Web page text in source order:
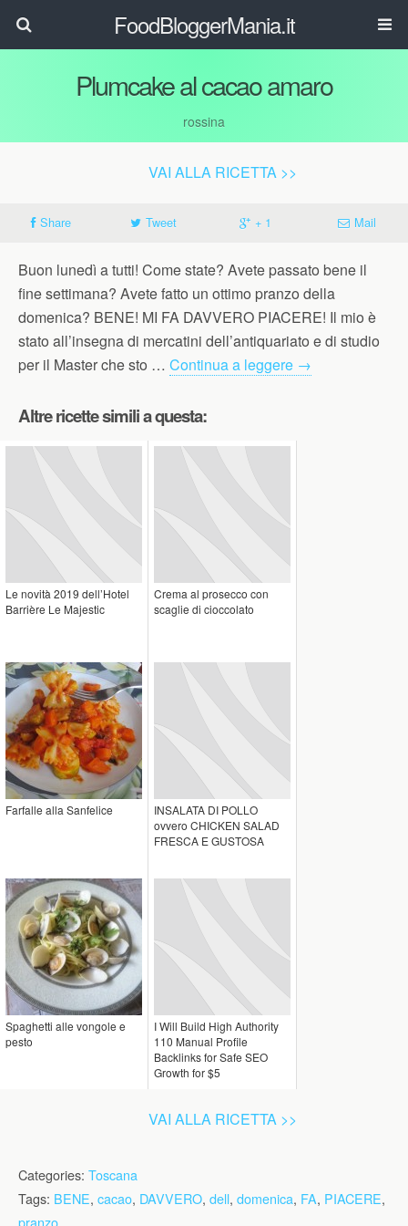
FoodBloggerMania.it
Plumcake al cacao amaro
rossina
VAI ALLA RICETTA >>
Share Tweet + 1 Mail
Buon lunedì a tutti! Come state? Avete passato bene il
fine settimana? Avete fatto un ottimo pranzo della
domenica? BENE! MI FA DAVVERO PIACERE! Il mio è
stato all’insegna di mercatini dell’antiquariato e di studio
per il Master che sto … Continua a leggere →
Altre ricette simili a questa:
Le novità 2019 dell’Hotel
Barrière Le Majestic
Crema al prosecco con
scaglie di cioccolato
Farfalle alla Sanfelice
INSALATA DI POLLO
ovvero CHICKEN SALAD
FRESCA E GUSTOSA
Spaghetti alle vongole e
pesto
I Will Build High Authority
110 Manual Profile
Backlinks for Safe SEO
Growth for $5
VAI ALLA RICETTA >>
Categories: Toscana
Tags: BENE, cacao, DAVVERO, dell, domenica, FA, PIACERE,
pranzo